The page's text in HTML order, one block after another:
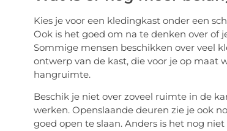
Kies je voor een kledingkast onder een
Ook is het goed om na te denken over of
Sommige mensen beschikken over veel
ontwerp van de kast, die voor je op
hangruimte.
Beschik je niet over zoveel ruimte in de
werken. Openslaande deuren zie je ook
goed open te slaan. Anders is het nog